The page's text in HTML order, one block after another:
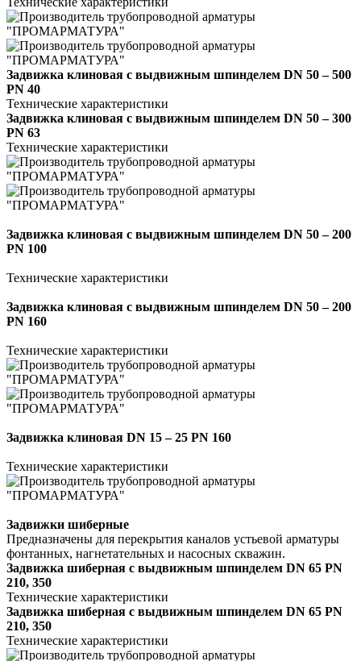
Задвижка клиновая с выдвижным шпинделем DN 50 – 500
PN 40
Технические характеристики
Задвижка клиновая с выдвижным шпинделем DN 50 – 300
PN 63
Технические характеристики
Задвижка клиновая с выдвижным шпинделем DN 50 – 200
PN 100
Технические характеристики
Задвижка клиновая с выдвижным шпинделем DN 50 – 200
PN 160
Технические характеристики
Задвижка клиновая DN 15 – 25 PN 160
Технические характеристики
Задвижки шиберные
Предназначены для перекрытия каналов устьевой арматуры
фонтанных, нагнетательных и насосных скважин.
Задвижка шиберная с выдвижным шпинделем DN 65 PN
210, 350
Технические характеристики
Задвижка шиберная с выдвижным шпинделем DN 65 PN
210, 350
Технические характеристики